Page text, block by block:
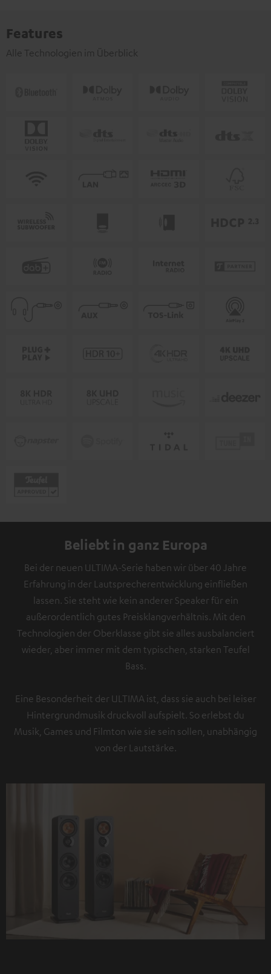
Features
Alle Technologien im Überblick
Beliebt in ganz Europa
Bei der neuen ULTIMA-Serie haben wir über 40 Jahre
Erfahrung in der Lautsprecherentwicklung einfließen
lassen. Sie steht wie kein anderer Speaker für ein
außerordentlich gutes Preisklangverhältnis. Mit den
Technologien der Oberklasse gibt sie alles ausbalanciert
wieder, aber immer mit dem typischen, starken Teufel
Bass.
Eine Besonderheit der ULTIMA ist, dass sie auch bei leiser
Hintergrundmusik druckvoll aufspielt. So erlebst du
Musik, Games und Filmton wie sie sein sollen, unabhängig
von der Lautstärke.